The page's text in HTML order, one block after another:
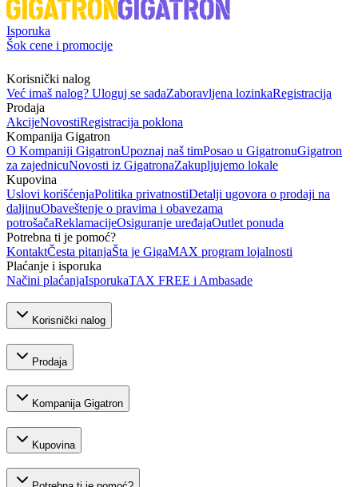
Isporuka
Šok cene i promocije
Korisnički nalog
Već imaš nalog? Uloguj se sadaZaboravljena lozinkaRegistracija
Prodaja
AkcijeNovostiRegistracija poklona
Kompanija Gigatron
O Kompaniji GigatronUpoznaj naš timPosao u GigatronuGigatron
za zajednicuNovosti iz GigatronaZakupljujemo lokale
Kupovina
Uslovi korišćenjaPolitika privatnostiDetalji ugovora o prodaji na
daljinuObaveštenje o pravima i obavezama
potrošačaReklamacijeOsiguranje uređajaOutlet ponuda
Potrebna ti je pomoć?
KontaktČesta pitanjaŠta je GigaMAX program lojalnosti
Plaćanje i isporuka
Načini plaćanjaIsporukaTAX FREE i Ambasade
Korisnički nalog
Prodaja
Kompanija Gigatron
Kupovina